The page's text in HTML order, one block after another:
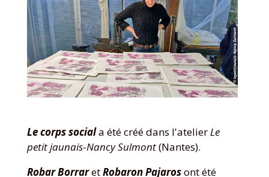
Le corps sociala été créé dans l'atelierLe
petit jaunais-Nancy Sulmont(Nantes).
Robar BorraretRobaron Pajarosont été